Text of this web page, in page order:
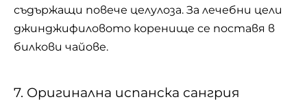
Според историята първи за това да
комбинират вино и плодове се сещат
жителите на област Андалусия, най-
При традиционната сангрия се избира младо